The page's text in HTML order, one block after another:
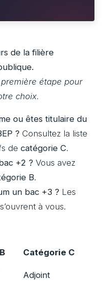
de la filière
étape pour
choix.
ou êtes titulaire du
? Consultez la liste
de catégorie C.
+2 ? Vous avez
B.
un bac +3 ? Les
s’ouvrent à vous.
Catégorie C
Adjoint